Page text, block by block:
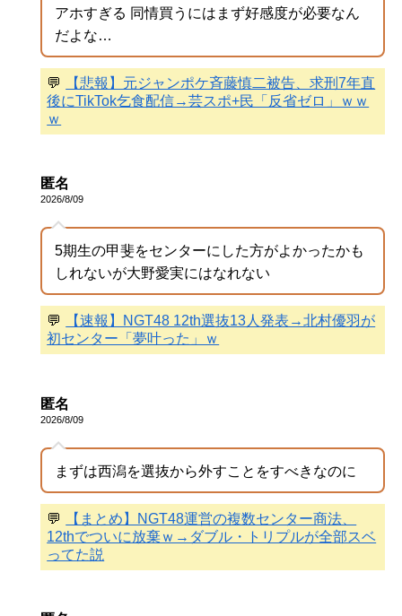
アホすぎる 同情買うにはまず好感度が必要なん
だよな…
💬
【悲報】元ジャンポケ斉藤慎二被告、求刑7年直
後にTikTok乞食配信→芸スポ+民「反省ゼロ」ｗｗ
ｗ
匿名
2026/8/09
5期生の甲斐をセンターにした方がよかったかも
しれないが大野愛実にはなれない
💬
【速報】NGT48 12th選抜13人発表→北村優羽が
初センター「夢叶った」ｗ
匿名
2026/8/09
まずは西潟を選抜から外すことをすべきなのに
💬
【まとめ】NGT48運営の複数センター商法、
12thでついに放棄ｗ→ダブル・トリプルが全部スベ
ってた説